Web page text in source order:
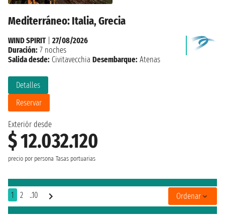
Mediterráneo: Italia, Grecia
Exteriór desde
$ 12.032.120
precio por persona Tasas portuarias
Detalles
Reservar
WIND SPIRIT| 27/08/2026
Duración: 7 noches
Salida desde: Civitavecchia Desembarque: Atenas
1 2 ..10 Ordenar